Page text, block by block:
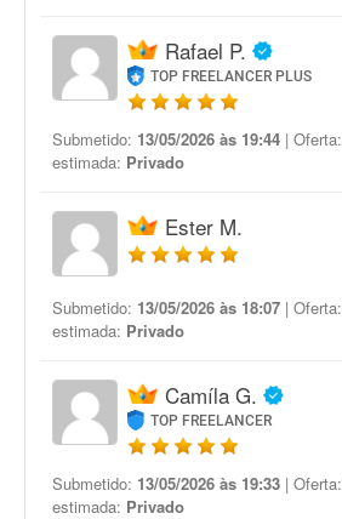
Rafael P.
TOP FREELANCER PLUS
Submetido: 13/05/2026 às 19:44 | Oferta:
estimada: Privado
Ester M.
Submetido: 13/05/2026 às 18:07 | Oferta:
estimada: Privado
Camíla G.
TOP FREELANCER
Submetido: 13/05/2026 às 19:33 | Oferta:
estimada: Privado